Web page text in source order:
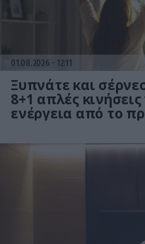
01.08.2026 12:11
Ξυπνάτε και
8+1 απλές
ενέργεια από το